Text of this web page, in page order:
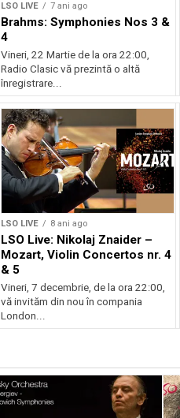
LSO LIVE 7 ani ago
Brahms: Symphonies Nos 3 &
4
Vineri, 22 Martie de la ora 22:00,
Radio Clasic vă prezintă o altă
înregistrare...
LSO LIVE 8 ani ago
LSO Live: Nikolaj Znaider –
Mozart, Violin Concertos nr. 4
& 5
Vineri, 7 decembrie, de la ora 22:00,
vă invităm din nou în compania
London...